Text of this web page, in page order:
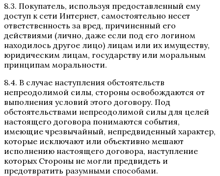
8.3. Покупатель, используя предоставленный ему
доступ к сети Интернет, самостоятельно несет
ответственность за вред, причиненный его
действиями (лично, даже если под его логином
находилось другое лицо) лицам или их имуществу,
юридическим лицам, государству или моральным
принципам моральности.
8.4. В случае наступления обстоятельств
непреодолимой силы, стороны освобождаются от
выполнения условий этого договору. Под
обстоятельствами непреодолимой силы для целей
настоящего договора понимаются события,
имеющие чрезвычайный, непредвиденный характер,
которые исключают или объективно мешают
исполнению настоящего договора, наступление
которых Стороны не могли предвидеть и
предотвратить разумными способами.